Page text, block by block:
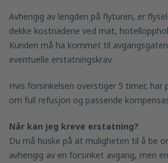
Avhengig av lengden på flyturen, er
dekke kostnadene ved mat,
Kunden må ha kommet til
eventuelle erstatningskrav.
Hvis forsinkelsen overstiger 5 timer,
om full refusjon og passende
Når kan jeg kreve erstatning?
Du må huske på at muligheten til å be
avhengig av en forsinket avgang, men